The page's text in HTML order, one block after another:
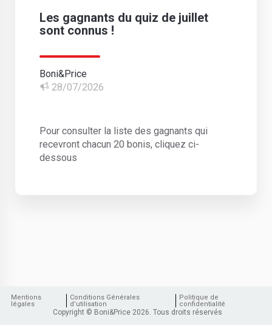
Les gagnants du quiz de juillet
sont connus !
Boni&Price
28/07/2026
Pour consulter la liste des gagnants qui
recevront chacun 20 bonis, cliquez ci-
dessous
Mentions
légales
Conditions Générales
d’utilisation
Politique de
confidentialité
Copyright © Boni&Price 2026. Tous droits réservés